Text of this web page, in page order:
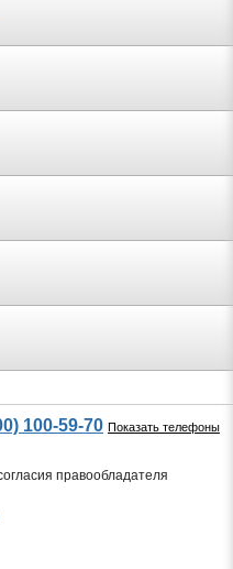
100-59-70 Показать телефоны
правообладателя